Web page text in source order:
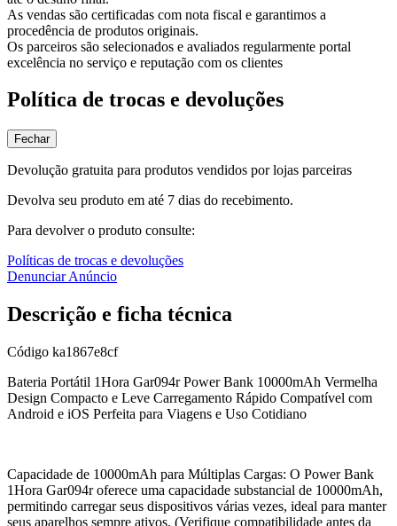
As vendas são certificadas com nota fiscal e garantimos a
procedência de produtos originais.
Os parceiros são selecionados e avaliados regularmente portal
excelência no serviço e reputação com os clientes
Política de trocas e devoluções
Fechar
Devolução gratuita para produtos vendidos por lojas parceiras
Devolva seu produto em até 7 dias do recebimento.
Para devolver o produto consulte:
Políticas de trocas e devoluções
Denunciar Anúncio
Descrição e ficha técnica
Código ka1867e8cf
Bateria Portátil 1Hora Gar094r Power Bank 10000mAh Vermelha
Design Compacto e Leve Carregamento Rápido Compatível com
Android e iOS Perfeita para Viagens e Uso Cotidiano
Capacidade de 10000mAh para Múltiplas Cargas: O Power Bank
1Hora Gar094r oferece uma capacidade substancial de 10000mAh,
permitindo carregar seus dispositivos várias vezes, ideal para manter
seus aparelhos sempre ativos. (Verifique compatibilidade antes da